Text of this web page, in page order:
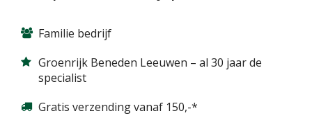
Familie bedrijf
Groenrijk Beneden Leeuwen – al 30 jaar de
specialist
Gratis verzending vanaf 150,-*